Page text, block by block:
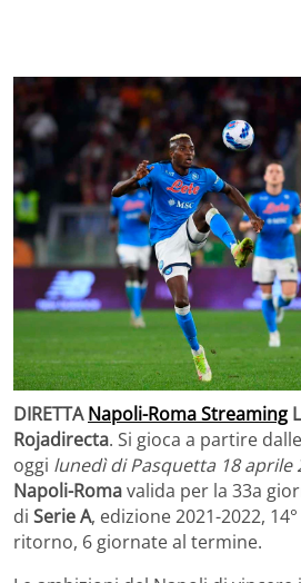
DIRETTANapoli-Roma Streaming
Rojadirecta. Si gioca a partire
oggi lunedì di Pasquetta 18 aprile
Napoli-Romavalida per la 33a
di Serie A, edizione 2021-2022,
ritorno, 6 giornate al termine.